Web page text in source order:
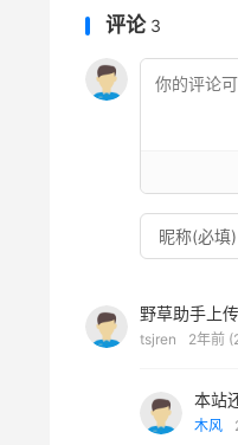
评论 3
野草助手上
tsjren 2年前
本站
木风